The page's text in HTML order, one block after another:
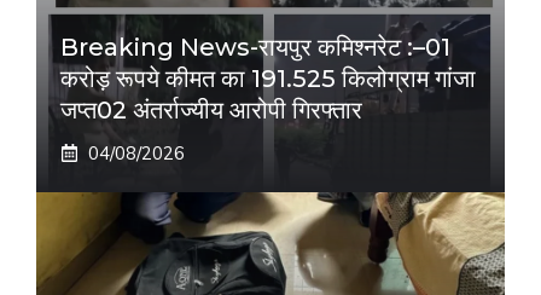
Breaking News-रायपुर कमिश्नरेट :–01
करोड़ रूपये कीमत का 191.525 किलोग्राम गांजा
जप्त02 अंतर्राज्यीय आरोपी गिरफ्तार
04/08/2026